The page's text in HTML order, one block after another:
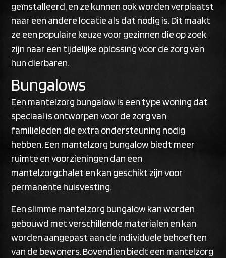
geïnstalleerd, en ze kunnen ook worden verplaatst
naar een andere locatie als dat nodig is. Dit maakt
ze een populaire keuze voor gezinnen die op zoek
zijn naar een tijdelijke oplossing voor de zorg van
hun dierbaren.
Bungalows
Een mantelzorg bungalow is een type woning dat
speciaal is ontworpen voor de zorg van
familieleden die extra ondersteuning nodig
hebben. Een mantelzorg bungalow biedt meer
ruimte en voorzieningen dan een
mantelzorgchalet en kan geschikt zijn voor
permanente huisvesting.
Een slimme mantelzorg bungalow kan worden
gebouwd met verschillende materialen en kan
worden aangepast aan de individuele behoeften
van de bewoners. Bovendien biedt een mantelzorg